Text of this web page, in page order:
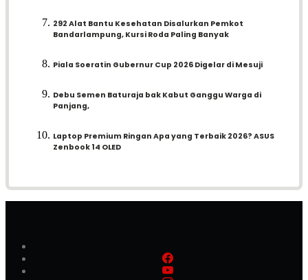
292 Alat Bantu Kesehatan Disalurkan Pemkot
Bandarlampung, Kursi Roda Paling Banyak
Piala Soeratin Gubernur Cup 2026 Digelar di Mesuji
Debu Semen Baturaja bak Kabut Ganggu Warga di
Panjang,
Laptop Premium Ringan Apa yang Terbaik 2026? ASUS
Zenbook 14 OLED